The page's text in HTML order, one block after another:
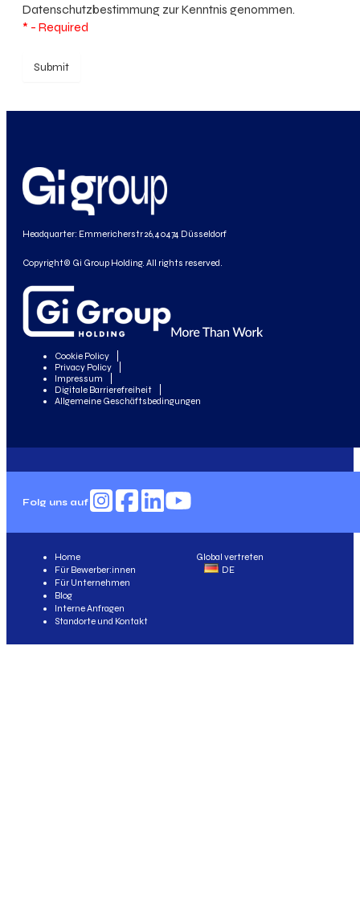
Datenschutzbestimmung zur Kenntnis genommen.
* - Required
Submit
Headquarter: Emmericherstr 26, 40474 Düsseldorf
Copyright© Gi Group Holding. All rights reserved.
Cookie Policy
Privacy Policy
Impressum
Digitale Barrierefreiheit
Allgemeine Geschäftsbedingungen
Folg uns auf
Global vertreten
DE
Home
Für Bewerber:innen
Für Unternehmen
Blog
Interne Anfragen
Standorte und Kontakt